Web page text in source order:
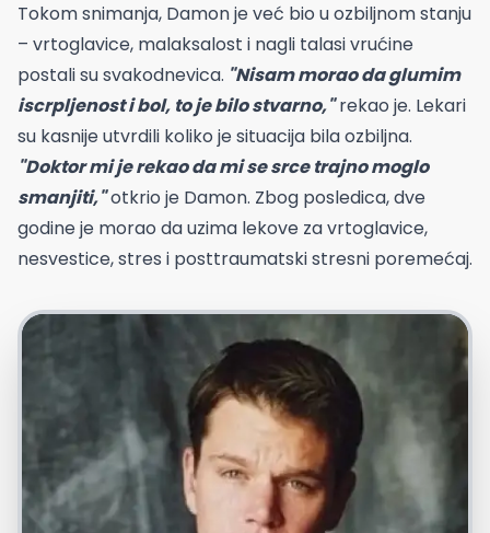
Tokom snimanja, Damon je već bio u ozbiljnom stanju
– vrtoglavice, malaksalost i nagli talasi vrućine
postali su svakodnevica. "Nisam morao da glumim
iscrpljenost i bol, to je bilo stvarno,"rekao je. Lekari
su kasnije utvrdili koliko je situacija bila ozbiljna.
"Doktor mi je rekao da mi se srce trajno moglo
smanjiti,"otkrio je Damon. Zbog posledica, dve
godine je morao da uzima lekove za vrtoglavice,
nesvestice, stres i posttraumatski stresni poremećaj.
Instagram/matt_damon_official